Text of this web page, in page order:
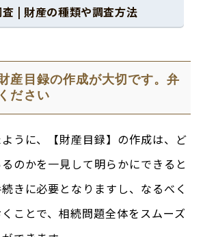
| 財産の種類や調査方法
産目録の作成が大切です。弁
ださい
うに、【財産目録】の作成は、ど
のかを一見して明らかにできると
きに必要となりますし、なるべく
ことで、相続問題全体をスムーズ